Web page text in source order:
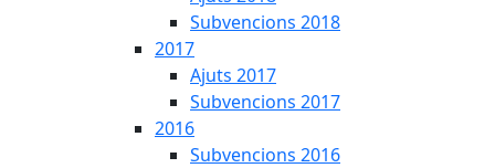
Subvencions 2018
2017
Ajuts 2017
Subvencions 2017
2016
Subvencions 2016